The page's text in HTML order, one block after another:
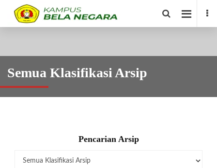
Semua Klasifikasi Arsip
Pencarian Arsip